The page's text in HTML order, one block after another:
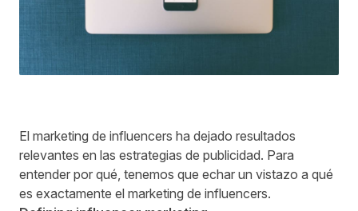
El marketing de influencers ha dejado resultados
relevantes en las estrategias de publicidad. Para
entender por qué, tenemos que echar un vistazo a qué
es exactamente el marketing de influencers.